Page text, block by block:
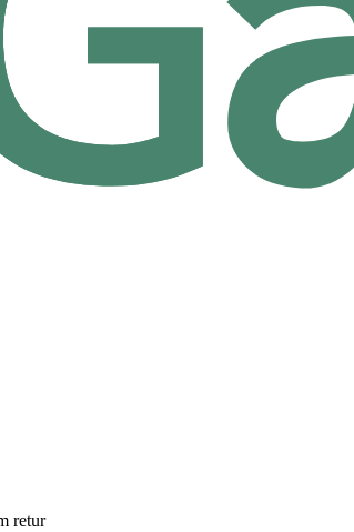
retur